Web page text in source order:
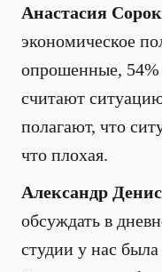
Анастасия
экономическое
опрошенные, 54%
считают
полагают, что
что плохая.
Александр
обсуждать в
студии у нас